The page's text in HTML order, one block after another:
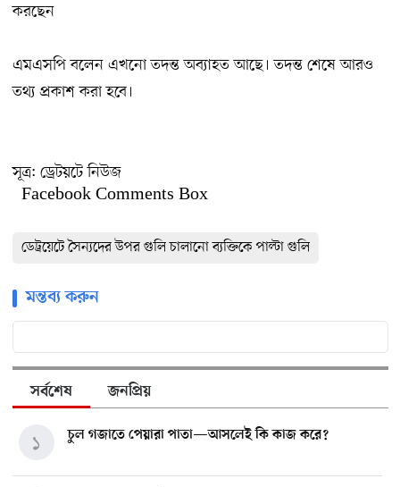
করছেন
এমএসপি বলেন এখনো তদন্ত অব্যাহত আছে। তদন্ত শেষে আরও
তথ্য প্রকাশ করা হবে।
সূত্র: ড্রেটয়টে নিউজ
Facebook Comments Box
ডেট্রয়েটে সৈন্যদের উপর গুলি চালানো ব্যক্তিকে পাল্টা গুলি
মন্তব্য করুন
সর্বশেষ জনপ্রিয়
চুল গজাতে পেয়ারা পাতা—আসলেই কি কাজ করে?
১